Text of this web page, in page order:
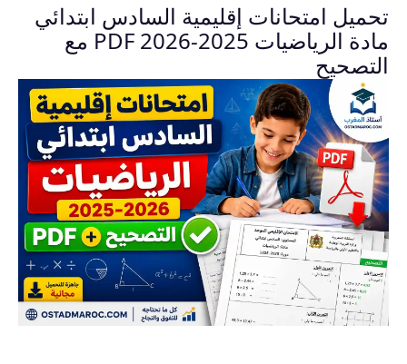
تحميل امتحانات إقليمية السادس ابتدائي
مادة الرياضيات 2025-2026 PDF مع
التصحيح